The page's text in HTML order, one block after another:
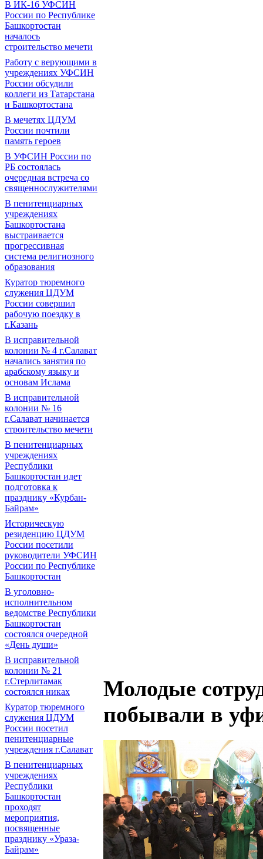
В ИК-16 УФСИН
России по Республике
Башкортостан
началось
строительство мечети
Работу с верующими в
учреждениях УФСИН
России обсудили
коллеги из Татарстана
и Башкортостана
В мечетях ЦДУМ
России почтили
память героев
В УФСИН России по
РБ состоялась
очередная встреча со
священнослужителями
В пенитенциарных
учреждениях
Башкортостана
выстраивается
прогрессивная
система религиозного
образования
Куратор тюремного
служения ЦДУМ
России совершил
рабочую поездку в
г.Казань
В исправительной
колонии № 4 г.Салават
начались занятия по
арабскому языку и
основам Ислама
В исправительной
колонии № 16
г.Салават начинается
строительство мечети
В пенитенциарных
учреждениях
Республики
Башкортостан идет
подготовка к
празднику «Курбан-
Байрам»
Историческую
резиденцию ЦДУМ
России посетили
руководители УФСИН
России по Республике
Башкортостан
В уголовно-
исполнительном
ведомстве Республики
Башкортостан
состоялся очередной
«День души»
В исправительной
колонии № 21
г.Стерлитамак
состоялся никах
Куратор тюремного
служения ЦДУМ
России посетил
пенитенциарные
учреждения г.Салават
В пенитенциарных
учреждениях
Республики
Башкортостан
проходят
мероприятия,
посвященные
празднику «Ураза-
Байрам»
Молодые
побывали в